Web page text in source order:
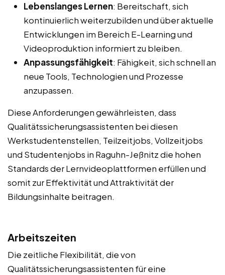
Lebenslanges Lernen: Bereitschaft, sich
kontinuierlich weiterzubilden und über aktuelle
Entwicklungen im Bereich E-Learning und
Videoproduktion informiert zu bleiben.
Anpassungsfähigkeit: Fähigkeit, sich schnell an
neue Tools, Technologien und Prozesse
anzupassen.
Diese Anforderungen gewährleisten, dass
Qualitätssicherungsassistenten bei diesen
Werkstudentenstellen, Teilzeitjobs, Vollzeitjobs
und Studentenjobs in Raguhn-Jeßnitz die hohen
Standards der Lernvideoplattformen erfüllen und
somit zur Effektivität und Attraktivität der
Bildungsinhalte beitragen.
Arbeitszeiten
Die zeitliche Flexibilität, die von
Qualitätssicherungsassistenten für eine